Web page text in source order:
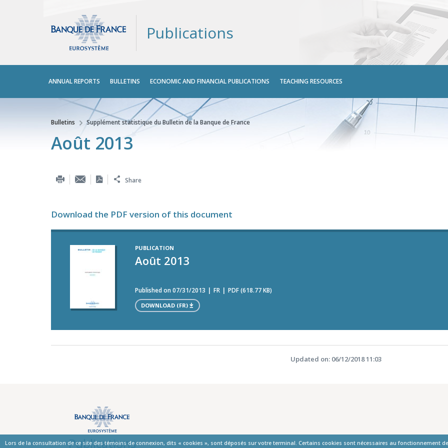
Lors de la consultation de ce site des témoins de connexion, dits « cookies », sont déposés sur votre terminal. Certains cookies sont nécessaires au fonctionnement
Publications
menu
ANNUAL REPORTS BULLETINS ECONOMIC AND FINANCIAL PUBLICATIONS TEACHING RESOURCES
You are here
Bulletins Supplément statistique du Bulletin de la Banque de France
Août 2013
Share
Download the PDF version of this document
PUBLICATION
Août 2013
Published on 07/31/2013 FR PDF (618.77 KB)
DOWNLOAD (FR)
Updated on: 06/12/2018 11:03
Publications